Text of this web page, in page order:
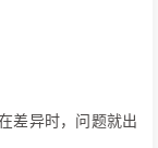
差异时，问题就出